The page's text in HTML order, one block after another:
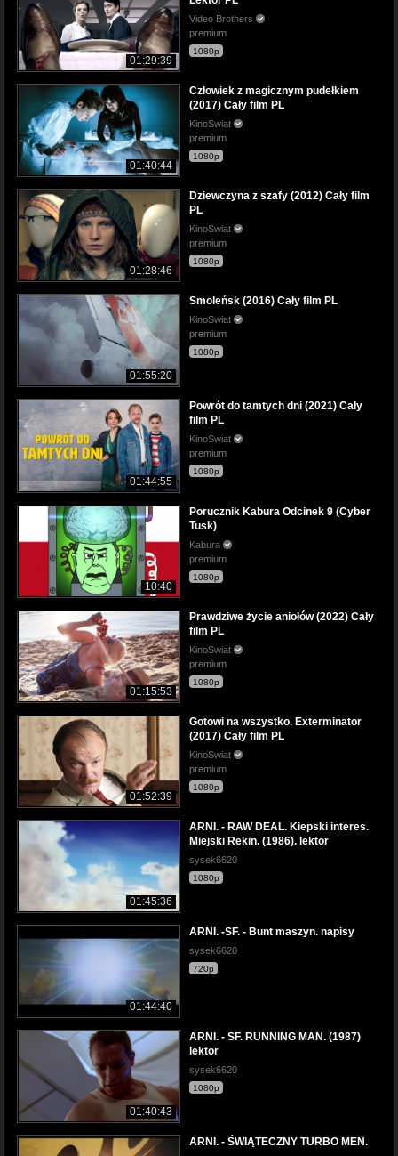
01:29:39
Video Brothers
premium
1080p
01:40:44
Człowiek z magicznym pudełkiem
(2017) Cały film PL
KinoSwiat
premium
1080p
01:28:46
Dziewczyna z szafy (2012) Cały film
PL
KinoSwiat
premium
1080p
01:55:20
Smoleńsk (2016) Cały film PL
KinoSwiat
premium
1080p
01:44:55
Powrót do tamtych dni (2021) Cały
film PL
KinoSwiat
premium
1080p
10:40
Porucznik Kabura Odcinek 9 (Cyber
Tusk)
Kabura
premium
1080p
01:15:53
Prawdziwe życie aniołów (2022) Cały
film PL
KinoSwiat
premium
1080p
01:52:39
Gotowi na wszystko. Exterminator
(2017) Cały film PL
KinoSwiat
premium
1080p
01:45:36
ARNI. - RAW DEAL. Kiepski interes.
Miejski Rekin. (1986). lektor
sysek6620
1080p
01:44:40
ARNI. -SF. - Bunt maszyn. napisy
sysek6620
720p
01:40:43
ARNI. - SF. RUNNING MAN. (1987)
lektor
sysek6620
1080p
ARNI. - ŚWIĄTECZNY TURBO MEN.